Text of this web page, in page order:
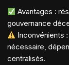
Avantages :
gouvernance
Inconvénients
nécessaire,
centralisés.